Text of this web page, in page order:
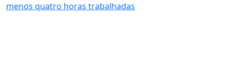
menos quatro horas trabalhadas